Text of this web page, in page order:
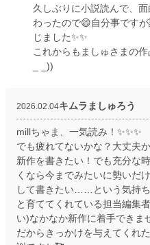
久しぶりに小説読んで、
わったので😄自分事です
じました✨✨
これからもましゅさまの
_ _))
2026.02.04キムラましゅろう
millちゃま、一気読み！✨✨✨
でも疲れてないかな？大丈夫
新作を書きたい！でも充分な
くなら今までみたいに勢いだ
して書きたい……という気持
と育ててくれている担当編集
い)なかなか新作に着手できま
だからきっかけを与えてくれ